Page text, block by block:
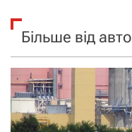
Більше від